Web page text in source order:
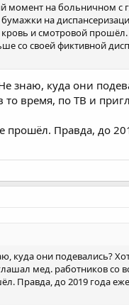
момент на больничном
на
и смотровой
со своей фиктивной
знаю, куда они
время, по ТВ и
прошёл. Правда, до
куда они подевались?
мед. работников со
Правда, до 2019 года